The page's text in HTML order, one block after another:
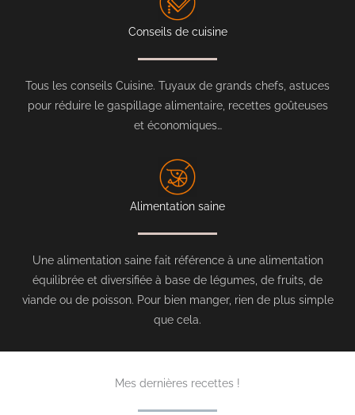
Conseils de cuisine
Tous les conseils Cuisine. Tuyaux de grands chefs, astuces
pour réduire le gaspillage alimentaire, recettes goûteuses
et économiques…
Alimentation saine
Une alimentation saine fait référence à une alimentation
équilibrée et diversifiée à base de légumes, de fruits, de
viande ou de poisson. Pour bien manger, rien de plus simple
que cela.
Mes dernières recettes !